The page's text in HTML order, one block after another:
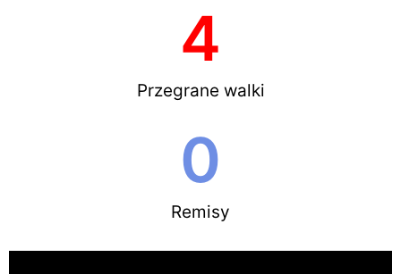
Przegrane walki
4
Remisy
0